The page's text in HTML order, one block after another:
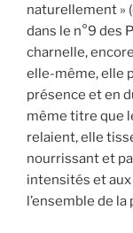
naturellement »
dans le n°9 des
charnelle,
elle-même, elle
présence et en
même titre que
relaient, elle
nourrissant et
intensités et
l’ensemble de la